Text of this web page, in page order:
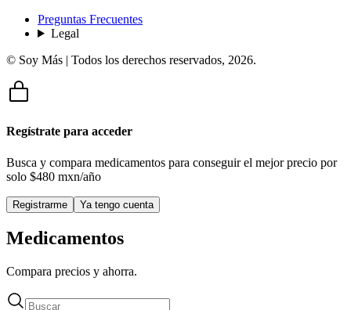
Preguntas Frecuentes
Legal
© Soy Más | Todos los derechos reservados, 2026.
Regístrate para acceder
Busca y compara medicamentos para conseguir el mejor precio por
solo $480 mxn/año
Registrarme Ya tengo cuenta
Medicamentos
Compara precios y ahorra.